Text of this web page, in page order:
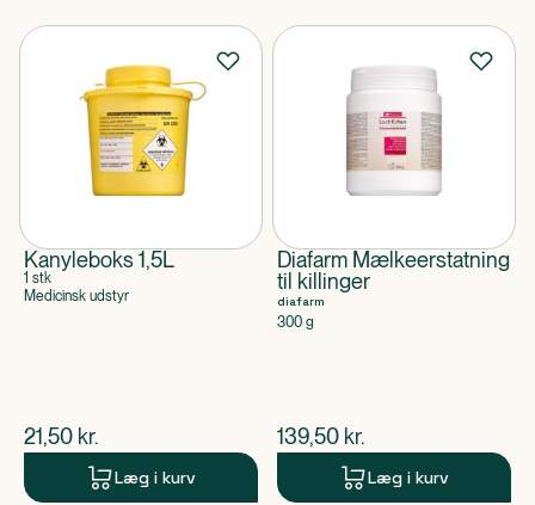
Kanyleboks 1,5L
1 stk
Medicinsk udstyr
$nuværende pris
21,50 kr.
Læg i kurv
Diafarm Mælkeerstatning
til killinger
diafarm
300 g
$nuværende pris
139,50 kr.
Læg i kurv